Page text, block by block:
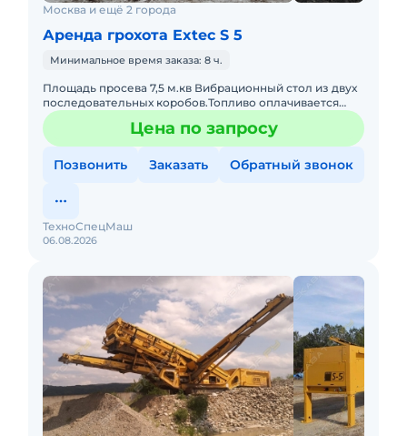
Москва и ещё 2 города
Аренда грохота Extec S 5
Минимальное время заказа: 8 ч.
Площадь просева 7,5 м.кв Вибрационный стол из двух
последовательных коробов.Топливо оплачивается
отдельно. Техника с малой наработкой. С оператором.
Пакет отчет
Цена по запросу
Позвонить Заказать Обратный звонок
06.08.2026
ТехноСпецМаш